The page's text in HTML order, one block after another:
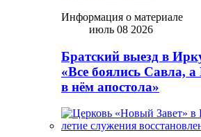
Информация о материале
июль 08 2026
Братский выезд в
«Все боялись Савла,
в нём апостола»